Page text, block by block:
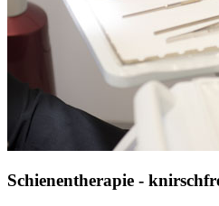
Schienentherapie -